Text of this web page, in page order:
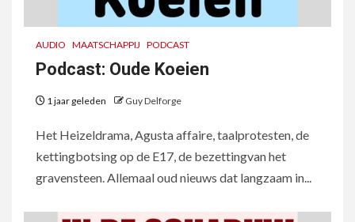
AUDIO MAATSCHAPPIJ PODCAST
Podcast: Oude Koeien
1 jaar geleden Guy Delforge
Het Heizeldrama, Agusta affaire, taalprotesten, de
kettingbotsing op de E17, de bezettingvan het
gravensteen. Allemaal oud nieuws dat langzaam in...